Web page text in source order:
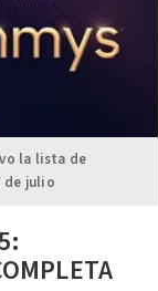
la lista de
de julio